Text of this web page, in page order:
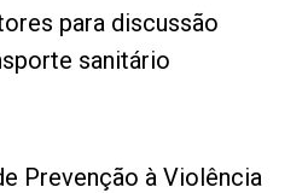
para discussão
sanitário
Prevenção à Violência